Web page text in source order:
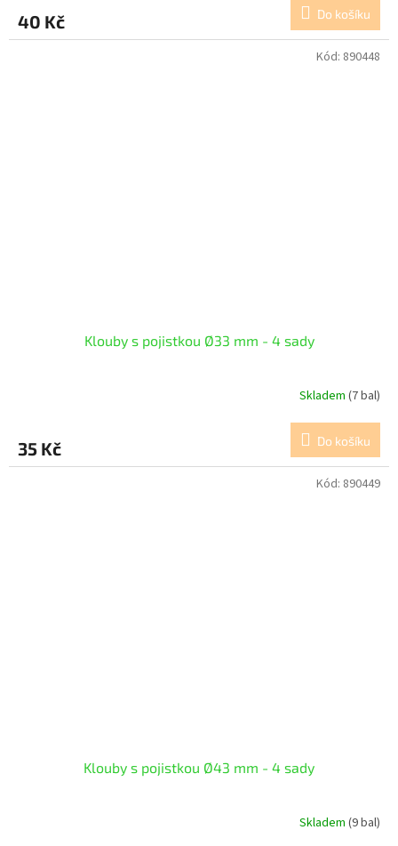
40 Kč Do košíku
Klouby s pojistkou Ø33 mm - 4 sady
Skladem (7 bal)
35 Kč Do košíku
Kód: 890448
Klouby s pojistkou Ø43 mm - 4 sady
Skladem (9 bal)
Kód: 890449